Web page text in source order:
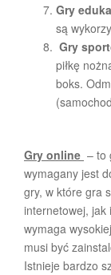
Gry
są
Gry
piłkę
boks.
Gry online – to
wymagany jest
gry, w które gra
internetowej, jak
wymaga
musi być
Istnieje bardzo